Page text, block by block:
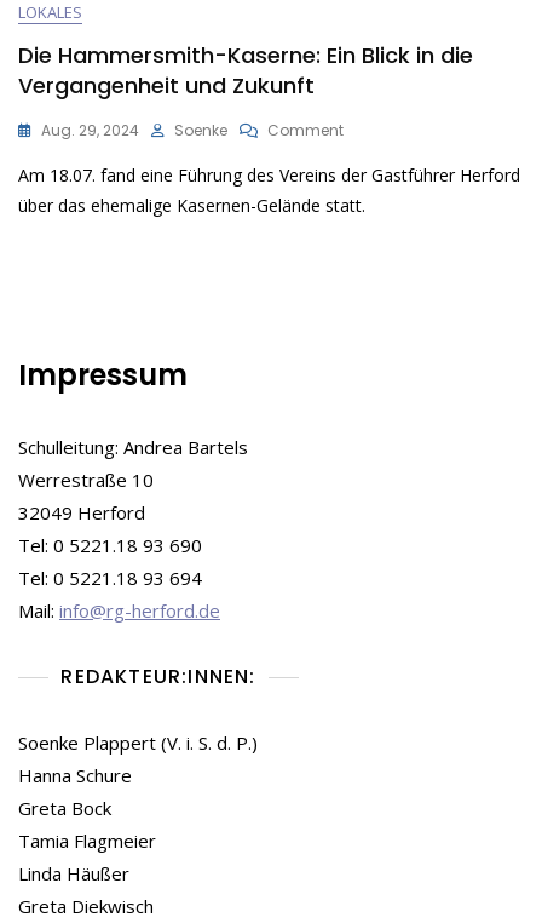
LOKALES
Die Hammersmith-Kaserne: Ein Blick in die
Vergangenheit und Zukunft
Aug. 29, 2024 Soenke CommentOn
Hammersmith-
Kaserne:
Am 18.07. fand eine Führung des Vereins der Gastführer Herford
über das ehemalige Kasernen-Gelände statt.
Impressum
Schulleitung: Andrea Bartels
Werrestraße 10
32049 Herford
Tel: 0 5221.18 93 690
Tel: 0 5221.18 93 694
Mail: info@rg-herford.de
REDAKTEUR:INNEN:
Soenke Plappert (V. i. S. d. P.)
Hanna Schure
Greta Bock
Tamia Flagmeier
Linda Häußer
Greta Diekwisch